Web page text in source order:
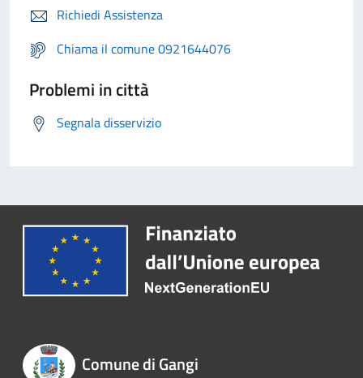
Richiedi Assistenza
Chiama il comune 0921644076
Problemi in città
Segnala disservizio
Comune di Gangi